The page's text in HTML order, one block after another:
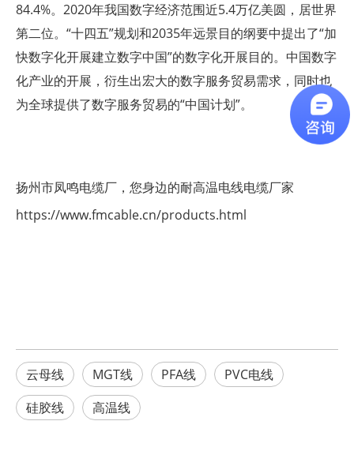
84.4%。2020年我国数字经济范围近5.4万亿美圆，居世界
第二位。“十四五”规划和2035年远景目的纲要中提出了“加
快数字化开展建立数字中国”的数字化开展目的。中国数字
化产业的开展，衍生出宏大的数字服务贸易需求，同时也
为全球提供了数字服务贸易的“中国计划”。
扬州市凤鸣电缆厂，您身边的耐高温电线电缆厂家
https://www.fmcable.cn/products.html
云母线 MGT线 PFA线
PVC电线
硅胶线
高温线